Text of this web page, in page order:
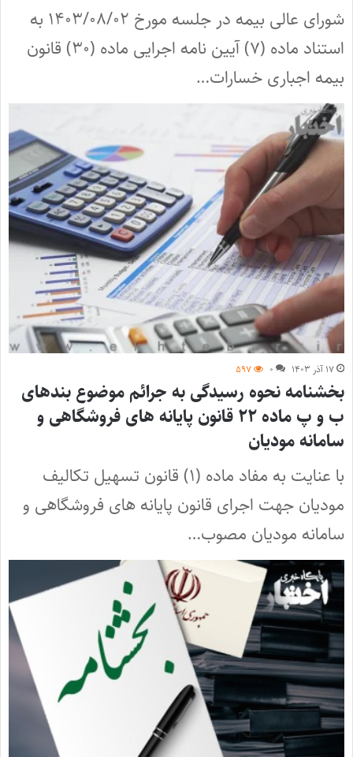
شورای عالی بیمه در جلسه مورخ ۱۴۰۳/۰۸/۰۲ به
استناد ماده (۷) آیین نامه اجرایی ماده (۳۰) قانون
بیمه اجباری خسارات…
۱۷ آذر ۱۴۰۳ ۰ ۵۹۷
بخشنامه نحوه رسیدگی به جرائم موضوع بندهای
ب و پ ماده ۲۲ قانون پایانه های فروشگاهی و
سامانه مودیان
با عنایت به مفاد ماده (۱) قانون تسهیل تکالیف
مودیان جهت اجرای قانون پایانه های فروشگاهی و
سامانه مودیان مصوب…